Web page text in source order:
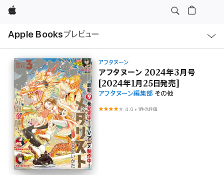
Apple
Apple Booksプレビュー
ル
アフタヌーン
アフタヌーン 2024年3月号
[2024年1月25日発売]
アフタヌーン編集部 その他
4.0 •1件の評価